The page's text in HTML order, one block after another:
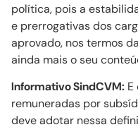
política, pois a
e prerrogativas dos
aprovado, nos termos
ainda mais o seu
Informativo SindCVM:
remuneradas por
deve adotar nessa